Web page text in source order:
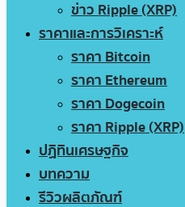
ข่าว Ripple (XRP)
ราคาและการวิเคราะห์
ราคา Bitcoin
ราคา Ethereum
ราคา Dogecoin
ราคา Ripple (XRP)
ปฏิทินเศรษฐกิจ
บทความ
รีวิวผลิตภัณฑ์